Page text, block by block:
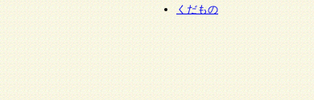
くだもの